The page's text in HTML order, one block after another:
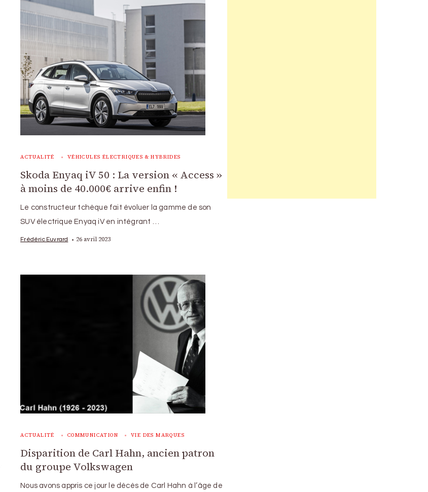
ACTUALITÉ VÉHICULES ÉLECTRIQUES & HYBRIDES
Skoda Enyaq iV 50 : La version « Access »
à moins de 40.000€ arrive enfin !
Le constructeur tchèque fait évoluer la gamme de son
SUV électrique Enyaq iV en intégrant …
Frédéric Euvrard 26 avril 2023
ACTUALITÉ COMMUNICATION VIE DES MARQUES
Disparition de Carl Hahn, ancien patron
du groupe Volkswagen
Nous avons appris ce jour le décès de Carl Hahn à l’âge de